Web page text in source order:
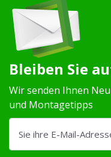
Bleiben Sie
Wir senden Ihnen
und Montagetipps